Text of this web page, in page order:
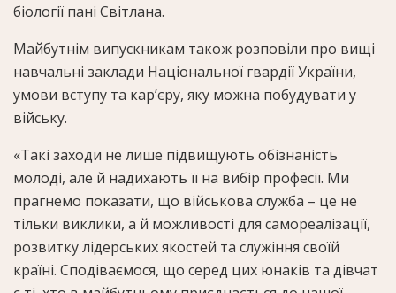
біології пані Світлана.
Майбутнім випускникам також розповіли про вищі
навчальні заклади Національної гвардії України,
умови вступу та кар’єру, яку можна побудувати у
війську.
«Такі заходи не лише підвищують обізнаність
молоді, але й надихають її на вибір професії. Ми
прагнемо показати, що військова служба – це не
тільки виклики, а й можливості для самореалізації,
розвитку лідерських якостей та служіння своїй
країні. Сподіваємося, що серед цих юнаків та дівчат